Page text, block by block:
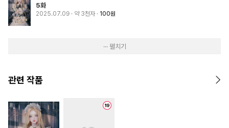
5화
2025.07.09 · 약 3천자 100원
··· 펼치기
관련 작품